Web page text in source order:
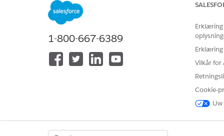
Underagentdetaljer
API-navn
Inkluderede agenthandlinger
Eksempler på erklæringer,
"Giv mig en liste over læger,
"Er Dr. XYZ i mit netværk, og
1-800-667-6389
Erklæring
Vilkår for
Cookie-
Uw